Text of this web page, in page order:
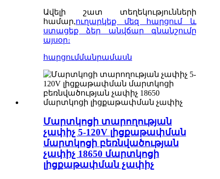
Ավելի շատ տեղեկությունների
համար,ուղարկեք մեզ հարցում և
ստացեք ձեր անվճար գնանշումը
այսօր։
հարցումմանրամասն
Մարտկոցի տարողության
չափիչ 5-120V լիցքաթափման
մարտկոցի բեռնվածության
չափիչ 18650 մարտկոցի
լիցքաթափման չափիչ